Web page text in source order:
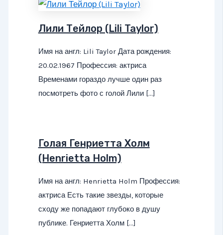
Лили Тейлор (Lili Taylor)
Имя на англ: Lili Taylor Дата рождения:
20.02.1967 Профессия: актриса
Временами гораздо лучше один раз
посмотреть фото с голой Лили […]
Голая Генриетта Холм
(Henrietta Holm)
Имя на англ: Henrietta Holm Профессия:
актриса Есть такие звезды, которые
сходу же попадают глубоко в душу
публике. Генриетта Холм […]